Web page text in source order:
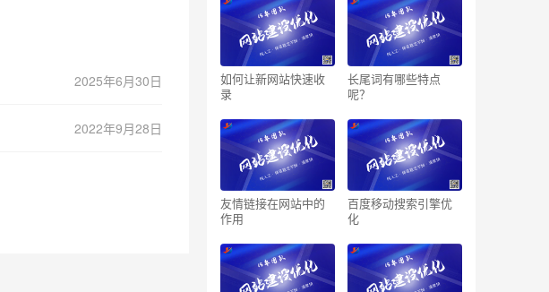
2025年6月30日
2022年9月28日
如何让新网站快速收
录
长尾词有哪些特点
呢？
友情链接在网站中的
作用
百度移动搜索引擎优
化